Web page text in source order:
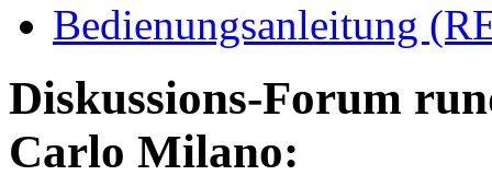
Bedienungsanleitung
Diskussions-Forum
Carlo Milano: